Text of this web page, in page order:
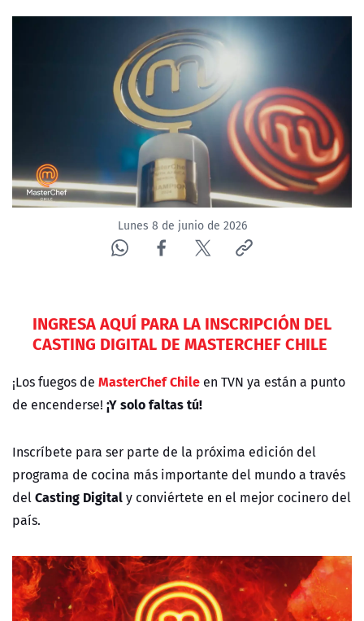
ACTUALIDAD Y TENDENCIAS
CORPORATIVO Y TRANSPARENCIA
CANAL DE DENUNCIAS
ÁREA DE PROYECTOS
Lunes 8 de junio de 2026
INGRESA AQUÍ PARA LA INSCRIPCIÓN DEL
CASTING DIGITAL DE MASTERCHEF CHILE
¡Los fuegos de MasterChef Chile en TVN ya están a punto
de encenderse! ¡Y solo faltas tú!
Inscríbete para ser parte de la próxima edición del
programa de cocina más importante del mundo a través
delCasting Digitaly conviértete en el mejor cocinero del
país.